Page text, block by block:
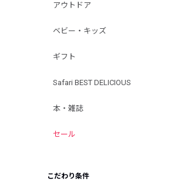
アウトドア
ベビー・キッズ
ギフト
Safari BEST DELICIOUS
本・雑誌
セール
こだわり条件